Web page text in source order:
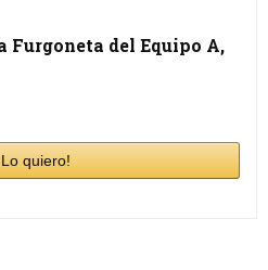
Furgoneta del Equipo A,
Lo quiero!